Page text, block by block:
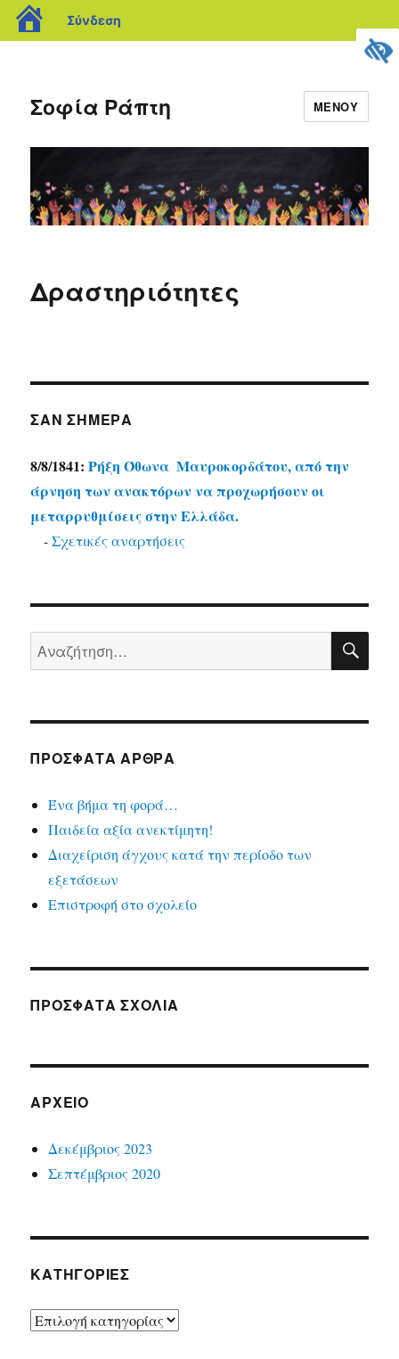
blogs.sch.gr
Σύνδεση
Σοφία Ράπτη ΜΕΝΟΎ
Δραστηριότητες
ΣΑΝ ΣΉΜΕΡΑ
8/8/1841:Ρήξη Όθωνα  Μαυροκορδάτου, από την
άρνηση των ανακτόρων να προχωρήσουν οι
μεταρρυθμίσεις στην Ελλάδα.
-Σχετικές αναρτήσεις
Αναζήτηση
για:
ΠΡΟΣΦΑΤΑ ΑΡΘΡΑ
Ένα βήμα τη φορά…
Παιδεία αξία ανεκτίμητη!
Διαχείριση άγχους κατά την περίοδο των
εξετάσεων
Επιστροφή στο σχολείο
ΠΡΟΣΦΑΤΑ ΣΧΟΛΙΑ
ΑΡΧΕΙΟ
Δεκέμβριος 2023
Σεπτέμβριος 2020
ΚΑΤΗΓΟΡΙΕΣ
ΚΑΤΗΓΟΡΙΕΣ